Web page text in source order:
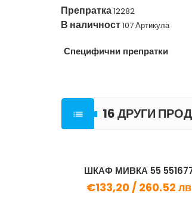
Препратка12282
В наличност107 Артикула
Специфични препратки
 16 ДРУГИ
ШКАФ МИВКА 55
€133,20 / 260.52 лв